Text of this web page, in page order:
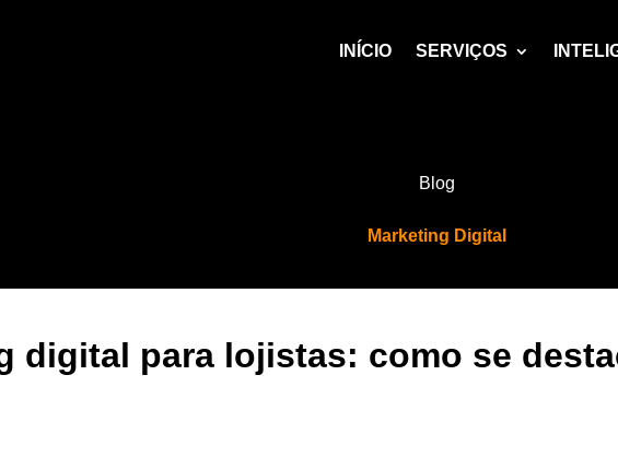
INÍCIO SERVIÇOS
Blog
Marketing Digital
digital para lojistas: como se